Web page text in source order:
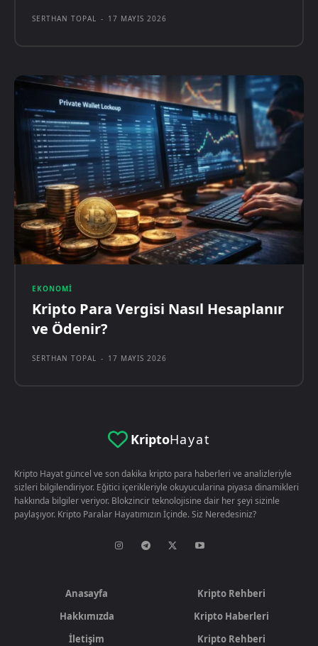
SERTHAN TOPAL - 17 MAYIS 2026
EKONOMI
Kripto Para Vergisi Nasıl Hesaplanır
ve Ödenir?
SERTHAN TOPAL - 17 MAYIS 2026
KriptoHayat
Kripto Hayat güncel ve son dakika kripto para haberleri ve analizleriyle
sizleri bilgilendiriyor. Eğitici içerikleriyle okuyucularina piyasa dinamikleri
hakkında bilgiler veriyor. Blokzincir teknolojisine dair her şeyi sizinle
paylaşıyor. Kripto Paralar Hayatımızın İçinde. Siz Neredesiniz?
Anasayfa
Hakkımızda
İletişim
Kripto Rehberi
Kripto Haberleri
Kripto Rehberi